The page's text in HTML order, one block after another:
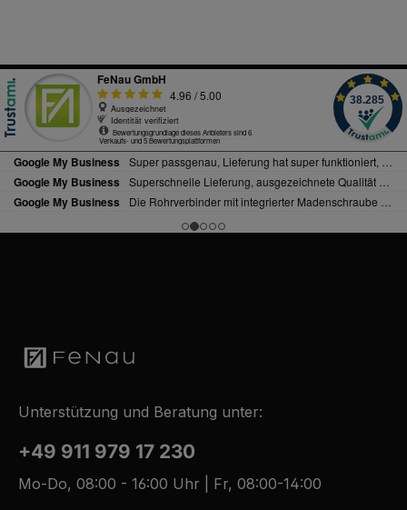
Unterstützung und Beratung unter:
+49 911 979 17 230
Mo-Do, 08:00 - 16:00 Uhr | Fr, 08:00-14:00